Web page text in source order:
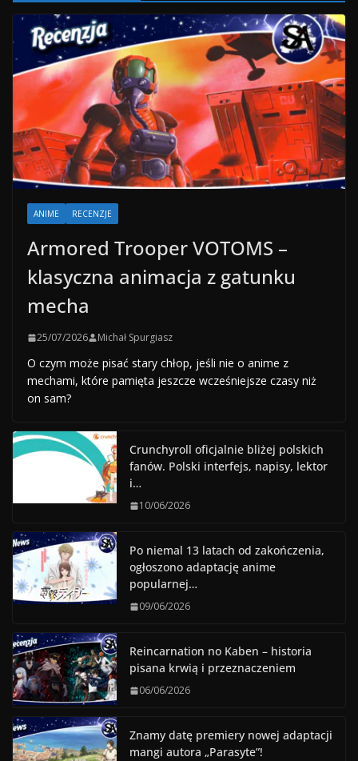
ANIME RECENZJE
Armored Trooper VOTOMS –
klasyczna animacja z gatunku
mecha
25/07/2026 Michał Spurgiasz
O czym może pisać stary chłop, jeśli nie o anime z
mechami, które pamięta jeszcze wcześniejsze czasy niż
on sam?
Crunchyroll oficjalnie bliżej polskich
fanów. Polski interfejs, napisy, lektor
i…
10/06/2026
Po niemal 13 latach od zakończenia,
ogłoszono adaptację anime
popularnej…
09/06/2026
Reincarnation no Kaben – historia
pisana krwią i przeznaczeniem
06/06/2026
Znamy datę premiery nowej adaptacji
mangi autora „Parasyte”!